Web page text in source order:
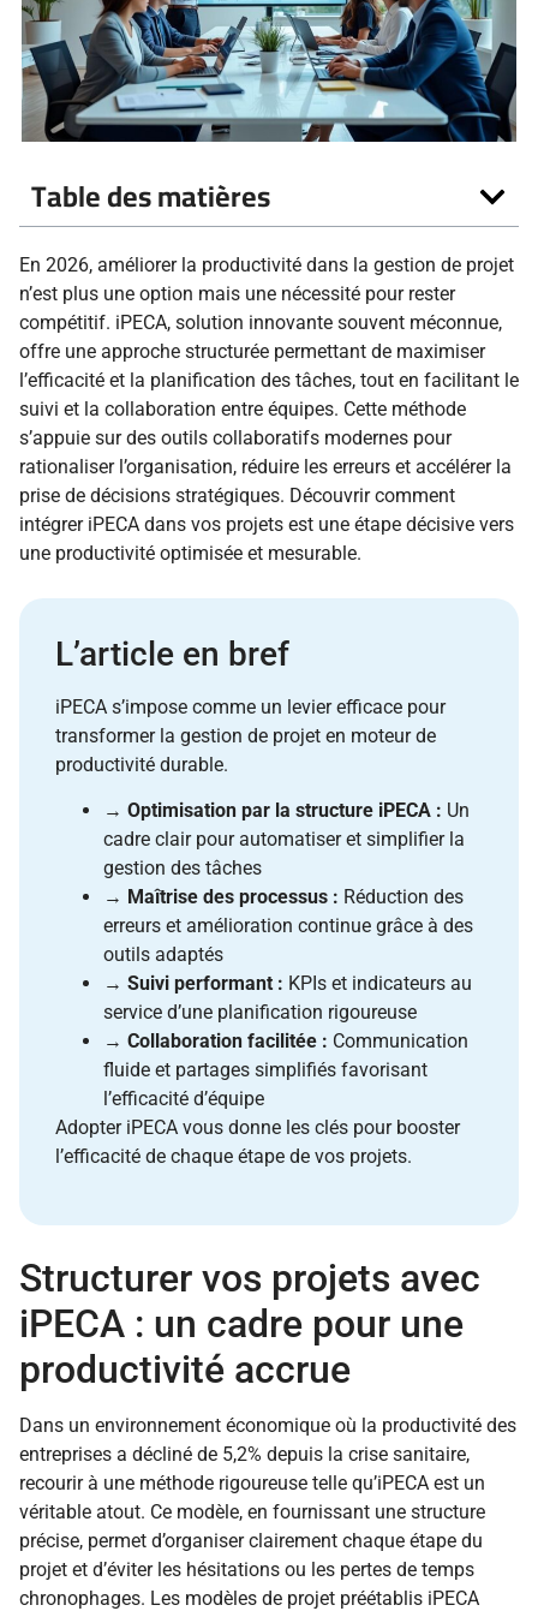
Table des matières
En 2026, améliorer la productivité dans la gestion de projet
n’est plus une option mais une nécessité pour rester
compétitif. iPECA, solution innovante souvent méconnue,
offre une approche structurée permettant de maximiser
l’efficacité et la planification des tâches, tout en facilitant le
suivi et la collaboration entre équipes. Cette méthode
s’appuie sur des outils collaboratifs modernes pour
rationaliser l’organisation, réduire les erreurs et accélérer la
prise de décisions stratégiques. Découvrir comment
intégrer iPECA dans vos projets est une étape décisive vers
une productivité optimisée et mesurable.
L’article en bref
iPECA s’impose comme un levier efficace pour
transformer la gestion de projet en moteur de
productivité durable.
→ Optimisation par la structure iPECA : Un
cadre clair pour automatiser et simplifier la
gestion des tâches
→ Maîtrise des processus : Réduction des
erreurs et amélioration continue grâce à des
outils adaptés
→ Suivi performant : KPIs et indicateurs au
service d’une planification rigoureuse
→ Collaboration facilitée : Communication
fluide et partages simplifiés favorisant
l’efficacité d’équipe
Adopter iPECA vous donne les clés pour booster
l’efficacité de chaque étape de vos projets.
Structurer vos projets avec
iPECA : un cadre pour une
productivité accrue
Dans un environnement économique où la productivité des
entreprises a décliné de 5,2% depuis la crise sanitaire,
recourir à une méthode rigoureuse telle qu’iPECA est un
véritable atout. Ce modèle, en fournissant une structure
précise, permet d’organiser clairement chaque étape du
projet et d’éviter les hésitations ou les pertes de temps
chronophages. Les modèles de projet préétablis iPECA